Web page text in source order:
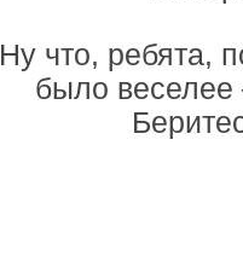
Ну что, ребята,
было